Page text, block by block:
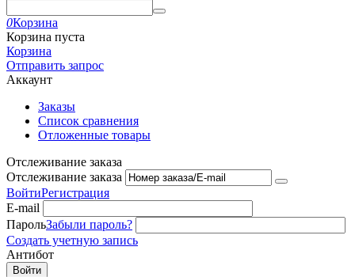
0Корзина
Корзина пуста
Корзина
Отправить запрос
Аккаунт
Заказы
Список сравнения
Отложенные товары
Отслеживание заказа
Отслеживание заказа
ВойтиРегистрация
E-mail
ПарольЗабыли пароль?
Создать учетную запись
Антибот
Войти